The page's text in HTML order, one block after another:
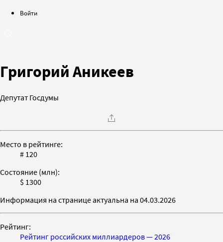
Войти
Григорий Аникеев
Депутат Госдумы
Место в рейтинге:
# 120
Состояние (млн):
$ 1300
Информация на странице актуальна на 04.03.2026
Рейтинг:
Рейтинг российских миллиардеров — 2026